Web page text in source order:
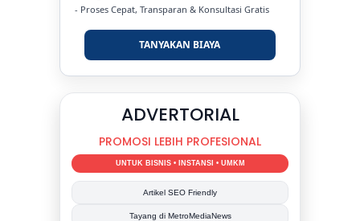
- Proses Cepat, Transparan & Konsultasi Gratis
TANYAKAN BIAYA
DUKUNG KAMI
BERSAMA METROMEDIANEWS.CO
MEDIA INFORMASI TERPERCAYA
Publikasi Kegiatan
Berita Promosi